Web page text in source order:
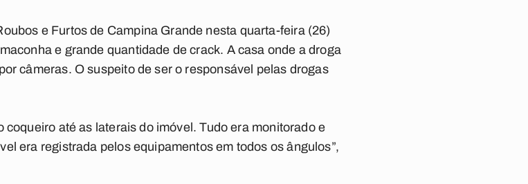
e Furtos de Campina Grande nesta quarta-feira (26)
e grande quantidade de crack. A casa onde a droga
câmeras. O suspeito de ser o responsável pelas drogas
coqueiro até as laterais do imóvel. Tudo era monitorado e
era registrada pelos equipamentos em todos os ângulos”,